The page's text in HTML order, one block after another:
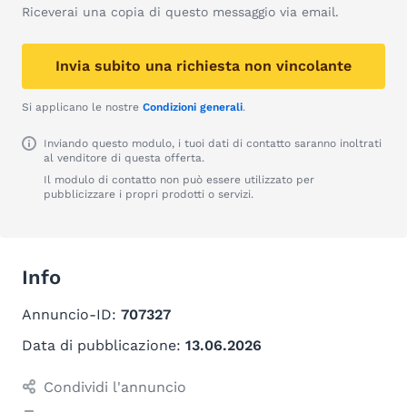
Riceverai una copia di questo messaggio via email.
Invia subito una richiesta non vincolante
Si applicano le nostre Condizioni generali.
Inviando questo modulo, i tuoi dati di contatto saranno inoltrati
al venditore di questa offerta.
Il modulo di contatto non può essere utilizzato per
pubblicizzare i propri prodotti o servizi.
Info
Annuncio-ID: 707327
Data di pubblicazione: 13.06.2026
Condividi l'annuncio